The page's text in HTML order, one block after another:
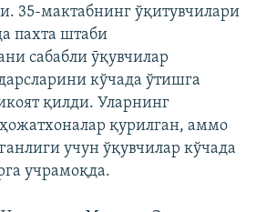
35-мактабнинг ўқитувчилари
пахта штаби
сабабли ӯқувчилар
кўчада ўтишга
қилди. Уларнинг
қурилган, аммо
учун ўқувчилар кўчада
учрамоқда.